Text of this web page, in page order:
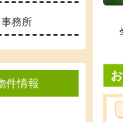
務所
件情報